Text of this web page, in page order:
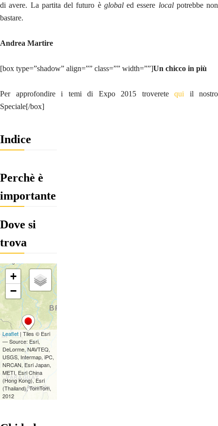
di avere. La partita del futuro è globaled essere localpotrebbe non
bastare.
Andrea Martire
[box type=”shadow” align=”” class=”” width=””]Un chicco in più
Per approfondire i temi di Expo 2015 troverete qui il nostro
Speciale[/box]
Indice
Perchè è
importante
Dove si
trova